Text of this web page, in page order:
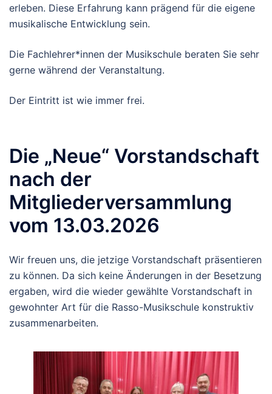
erleben. Diese Erfahrung kann prägend für die eigene
musikalische Entwicklung sein.
Die Fachlehrer*innen der Musikschule beraten Sie sehr
gerne während der Veranstaltung.
Der Eintritt ist wie immer frei.
Die „Neue“ Vorstandschaft
nach der
Mitgliederversammlung
vom 13.03.2026
Wir freuen uns, die jetzige Vorstandschaft präsentieren
zu können. Da sich keine Änderungen in der Besetzung
ergaben, wird die wieder gewählte Vorstandschaft in
gewohnter Art für die Rasso-Musikschule konstruktiv
zusammenarbeiten.